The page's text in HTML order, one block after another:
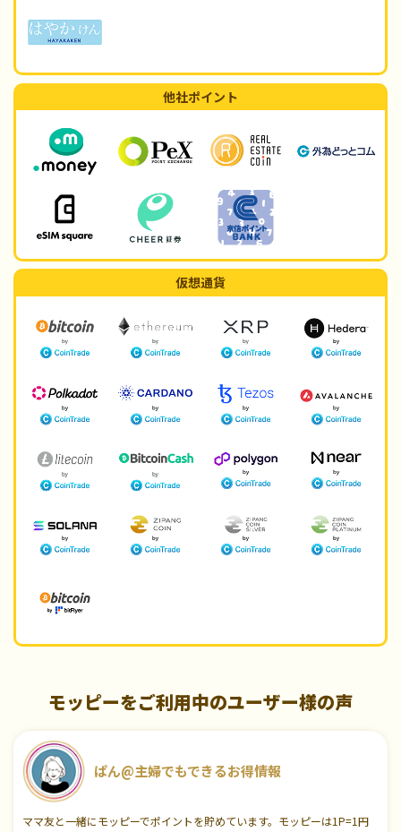
他社ポイント
仮想通貨
モッピーをご利用中のユーザー様の声
ぱん@主婦でもできるお得情報
ママ友と一緒にモッピーでポイントを貯めています。モッピーは1P=1円